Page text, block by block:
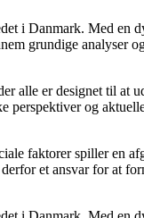
i Danmark. Med en
grundige
alle er designet til
og
faktorer spiller en
et ansvar for at